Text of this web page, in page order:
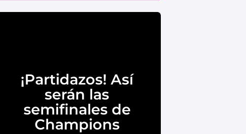
¡Partidazos! Así
serán las
semifinales de
Champions